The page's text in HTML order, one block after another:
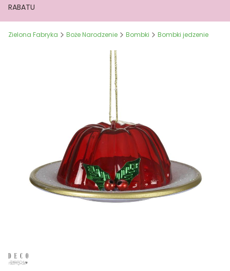
RABATU
Zielona Fabryka Boże Narodzenie Bombki Bombki jedzenie